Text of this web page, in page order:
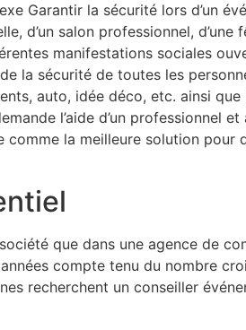
Garantir la sécurité lors d’un
d’un salon professionnel, d’une
manifestations sociales
la sécurité de toutes les
auto, idée déco, etc. ainsi que
l’aide d’un professionnel et
la meilleure solution pour
que dans une agence de
compte tenu du nombre
recherchent un conseiller